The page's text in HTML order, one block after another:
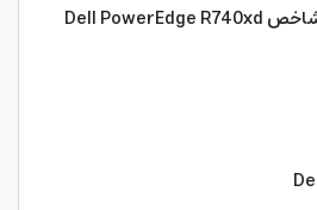
NVDIMM از ویژگی‌های شاخص Dell PowerEdge R740xd